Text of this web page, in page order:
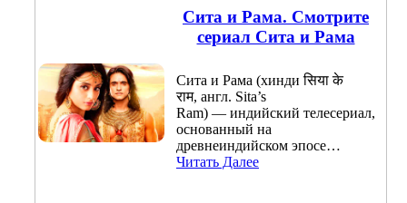
Сита и Рама. Смотрите
сериал Сита и Рама
Сита и Рама (хинди सिया के
राम, англ. Sita’s
Ram) — индийский телесериал,
основанный на
древнеиндийском эпосе…
Читать Далее